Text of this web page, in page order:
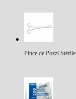
Pince de Pozzi Stérile